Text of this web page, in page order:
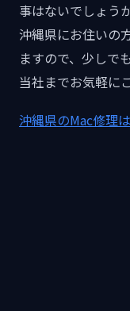
事はないでしょう
沖縄県にお住いの
ますので、少しで
当社までお気軽に
沖縄県のMac修理